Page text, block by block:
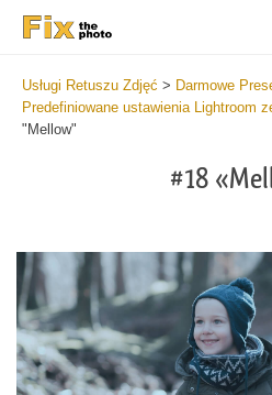
Usługi Retuszu Zdjęć > Darmowe
Predefiniowane ustawienia Lightroom
"Mellow"
#18